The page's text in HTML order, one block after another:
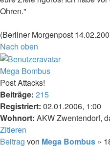
Ohren."
(Berliner Morgenpost
Nach oben
Mega Bombus
Post Attacks!
Beiträge: 215
Registriert: 02.01.2006, 1:00
Wohnort: AKW Zwentendorf,
Zitieren
Beitrag von Mega Bombus »